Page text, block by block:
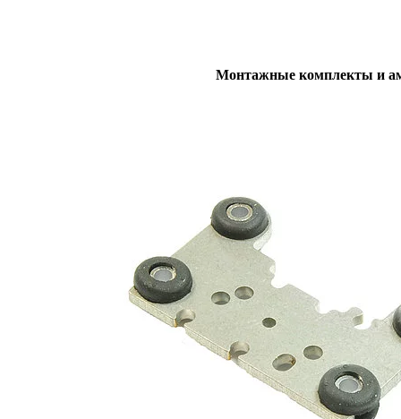
Монтажные комплекты и